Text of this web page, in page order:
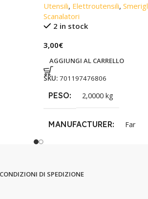
Utensili, Elettroutensili,
Scanalatori
2 in stock
3,00€
AGGIUNGI AL CARRELLO
SKU: 701197476806
PESO 2,0000 kg
MANUFACTURER Far
CONDIZIONI DI SPEDIZIONE